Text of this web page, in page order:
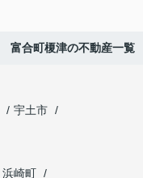
富合町榎津の不動産一覧
宇土市
浜崎町